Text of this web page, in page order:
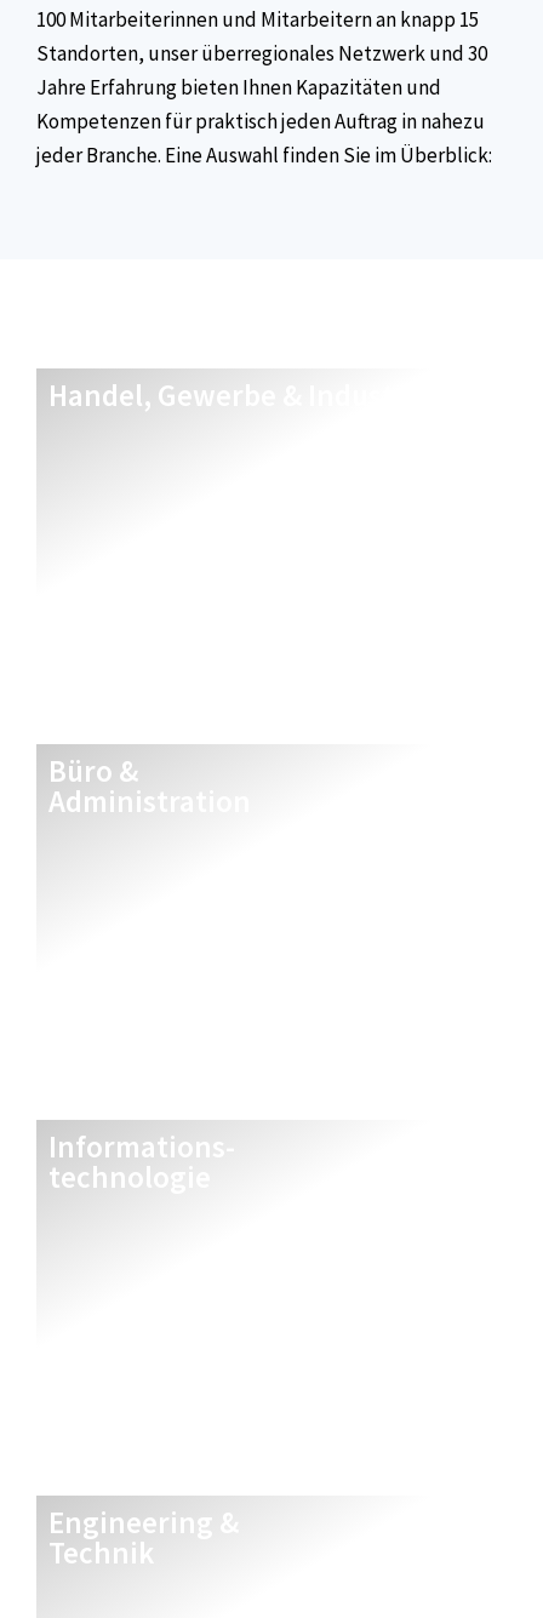
100 Mitarbeiterinnen und Mitarbeitern an knapp 15
Standorten, unser überregionales Netzwerk und 30
Jahre Erfahrung bieten Ihnen Kapazitäten und
Kompetenzen für praktisch jeden Auftrag in nahezu
jeder Branche. Eine Auswahl finden Sie im Überblick:
Handel, Gewerbe & Industrie
Büro &
Administration
Informations-
technologie
Engineering &
Technik